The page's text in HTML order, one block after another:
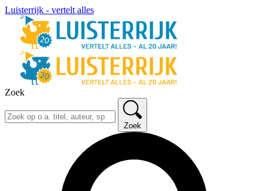
Luisterrijk - vertelt alles
Zoek
Zoek